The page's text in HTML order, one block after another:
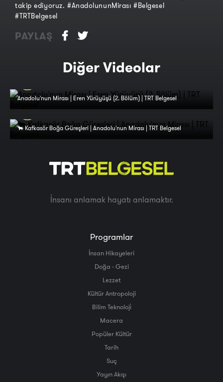
takip ediyoruz. #AnadolununMirası #Belgesel
#TRTBelgesel
PAYLAŞ
Diğer Videolar
Anadolu'nun Mirası | Eren Yürüyüşü (2. Bölüm) | TRT Belgesel
🐂 Kafkasör Boğa Güreşleri | Anadolu'nun Mirası | TRT Belgesel
İnsanı anlamak hayatı anlamaktır.
Programlar
İnsan Hikayeleri
Doğa - Gezi
Lezzet
Kültür Antropoloji
Bilim Teknoloji̇
Macera
Popüler Kültür
Tarih
Suç
Yayın Akışı